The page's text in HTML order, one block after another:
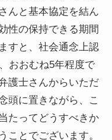
んと基本協定を結ん
性の保持できる期間
すと、社会通念上認
おおむね5年程度で
護士さんからいただ
頭に置きながら、こ
たってどうすべきか
ことでございます。